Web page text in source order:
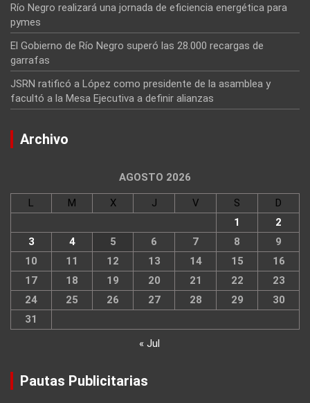
Río Negro realizará una jornada de eficiencia energética para
pymes
El Gobierno de Río Negro superó las 28.000 recargas de
garrafas
JSRN ratificó a López como presidente de la asamblea y
facultó a la Mesa Ejecutiva a definir alianzas
Archivo
AGOSTO 2026
L M X J V S
D
1
2
3
4 5 6 7 8
9
10
11 12 13 14 15
16
17
18 19 20 21 22
23
24
25 26 27 28 29
30
31
« Jul
Pautas Publicitarias